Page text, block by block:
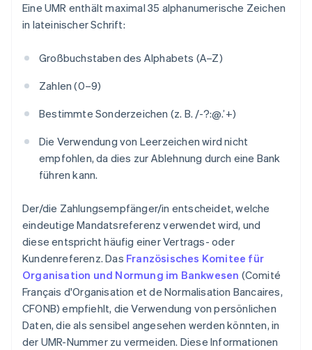
Eine UMR enthält maximal 35 alphanumerische Zeichen
in lateinischer Schrift:
Großbuchstaben des Alphabets (A–Z)
Zahlen (0–9)
Bestimmte Sonderzeichen (z. B. /-?:@.’+)
Die Verwendung von Leerzeichen wird nicht
empfohlen, da dies zur Ablehnung durch eine Bank
führen kann.
Der/die Zahlungsempfänger/in entscheidet, welche
eindeutige Mandatsreferenz verwendet wird, und
diese entspricht häufig einer Vertrags- oder
Kundenreferenz. Das Französisches Komitee für
Organisation und Normung im Bankwesen (Comité
Français d'Organisation et de Normalisation Bancaires,
CFONB) empfiehlt, die Verwendung von persönlichen
Daten, die als sensibel angesehen werden könnten, in
der UMR-Nummer zu vermeiden. Diese Informationen